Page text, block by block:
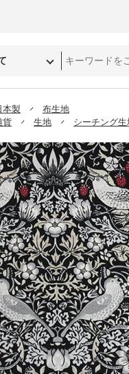
本製
布生地
貨 生地 シーチング生